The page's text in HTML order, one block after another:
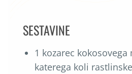
SESTAVINE
1 kozarec kokosovega
katerega koli